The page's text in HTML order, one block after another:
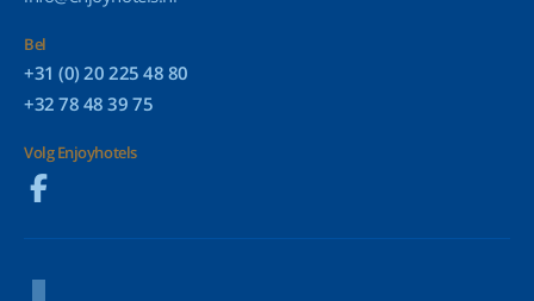
Bel
+31 (0) 20 225 48 80
+32 78 48 39 75
Volg Enjoyhotels